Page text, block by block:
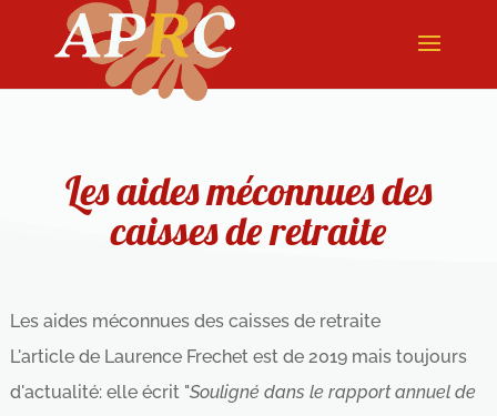
Les aides méconnues des
caisses de retraite
Les aides méconnues des caisses de retraite
L'article de Laurence Frechet est de 2019 mais toujours
d'actualité: elle écrit "Souligné dans le rapport annuel de